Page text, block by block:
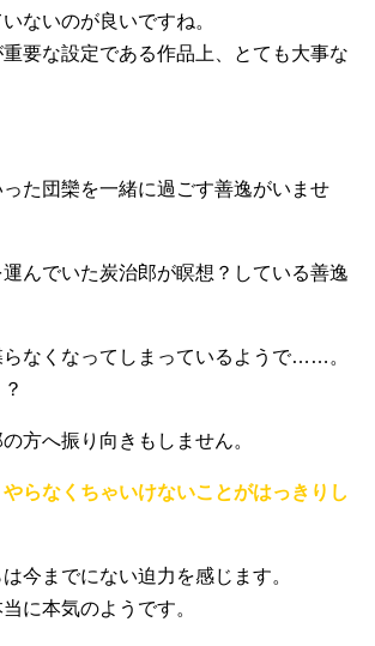
ないのが良いですね。
要な設定である作品上、とても大事な
た団欒を一緒に過ごす善逸がいませ
んでいた炭治郎が瞑想？している善逸
なくなってしまっているようで……。
方へ振り向きもしません。
やらなくちゃいけないことがはっきりし
今までにない迫力を感じます。
に本気のようです。